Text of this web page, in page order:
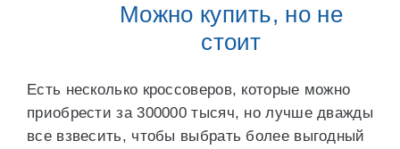
Можно купить, но не
стоит
Есть несколько кроссоверов, которые можно
приобрести за 300000 тысяч, но лучше дважды
все взвесить, чтобы выбрать более выгодный